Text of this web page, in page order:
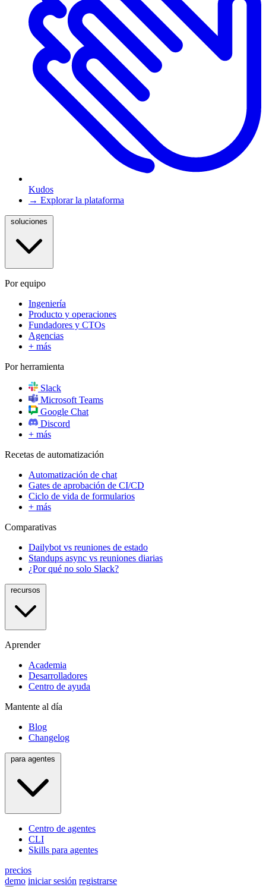
Kudos
→ Explorar la plataforma
Por equipo
Ingeniería
Producto y operaciones
Fundadores y CTOs
Agencias
+ más
Por herramienta
Slack
Microsoft Teams
Google Chat
Discord
+ más
Recetas de automatización
Automatización de chat
Gates de aprobación de CI/CD
Ciclo de vida de formularios
+ más
Comparativas
Dailybot vs reuniones de estado
Standups async vs reuniones diarias
¿Por qué no solo Slack?
Aprender
Academia
Desarrolladores
Centro de ayuda
Mantente al día
Blog
Changelog
Centro de agentes
CLI
Skills para agentes
precios
demo iniciar sesión registrarse